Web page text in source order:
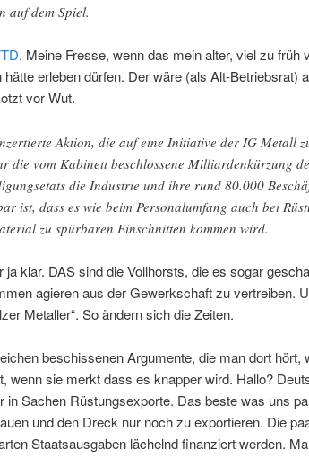
auf dem Spiel.
. Meine Fresse, wenn das mein alter, viel zu früh
hätte erleben dürfen. Der wäre (als Alt-Betriebsrat)
vor Wut.
Aktion, die auf eine Initiative der IG Metall
die vom Kabinett beschlossene Milliardenkürzung
die Industrie und ihre rund 80.000
ist, dass es wie beim Personalumfang auch bei
zu spürbaren Einschnitten kommen wird.
ja klar. DAS sind die Vollhorsts, die es sogar
agieren aus der Gewerkschaft zu vertreiben.
Metaller“. So ändern sich die Zeiten.
beschissenen Argumente, die man dort hört,
wenn sie merkt dass es knapper wird. Hallo?
in Sachen Rüstungsexporte. Das beste was uns
und den Dreck nur noch zu exportieren. Die
Staatsausgaben lächelnd finanziert werden.